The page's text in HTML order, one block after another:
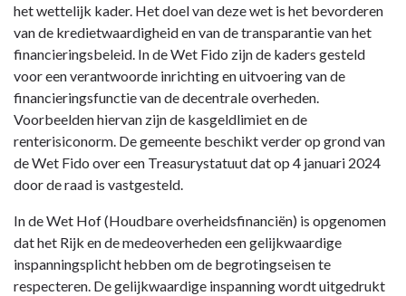
naar
navigatie
Paragraaf
Financiering
Wettelijk
gemeentelijk
beleid
het wettelijk kader. Het doel van deze wet is het bevorderen
van de kredietwaardigheid en van de transparantie van het
financieringsbeleid. In de Wet Fido zijn de kaders gesteld
voor een verantwoorde inrichting en uitvoering van de
financieringsfunctie van de decentrale overheden.
Voorbeelden hiervan zijn de kasgeldlimiet en de
renterisiconorm. De gemeente beschikt verder op grond van
de Wet Fido over een Treasurystatuut dat op 4 januari 2024
door de raad is vastgesteld.
In de Wet Hof (Houdbare overheidsfinanciën) is opgenomen
dat het Rijk en de medeoverheden een gelijkwaardige
inspanningsplicht hebben om de begrotingseisen te
respecteren. De gelijkwaardige inspanning wordt uitgedrukt